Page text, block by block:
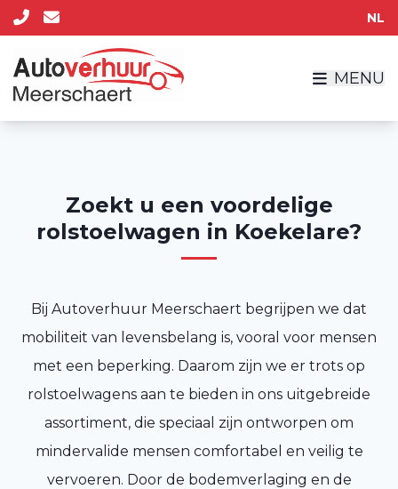
NL
MENU
Zoekt u een voordelige
rolstoelwagen in Koekelare?
Bij Autoverhuur Meerschaert begrijpen we dat
mobiliteit van levensbelang is, vooral voor mensen
met een beperking. Daarom zijn we er trots op
rolstoelwagens aan te bieden in ons uitgebreide
assortiment, die speciaal zijn ontworpen om
mindervalide mensen comfortabel en veilig te
vervoeren. Door de bodemverlaging en de